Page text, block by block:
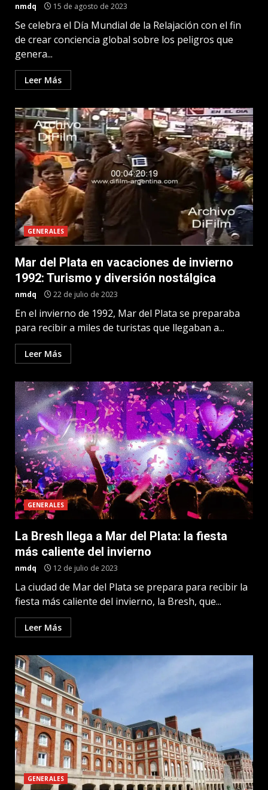
nmdq 15 de agosto de 2023
Se celebra el Día Mundial de la Relajación con el fin
de crear conciencia global sobre los peligros que
genera...
Leer Más
GENERALES
Mar del Plata en vacaciones de invierno
1992: Turismo y diversión nostálgica
nmdq 22 de julio de 2023
En el invierno de 1992, Mar del Plata se preparaba
para recibir a miles de turistas que llegaban a...
Leer Más
GENERALES
La Bresh llega a Mar del Plata: la fiesta
más caliente del invierno
nmdq 12 de julio de 2023
La ciudad de Mar del Plata se prepara para recibir la
fiesta más caliente del invierno, la Bresh, que...
Leer Más
GENERALES